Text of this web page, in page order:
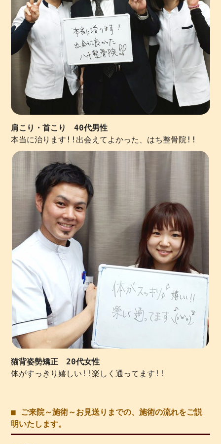
肩こり・首こり 40代男性
本当に治ります!!出会えてよかった、はち整骨院!!
猫背姿勢矯正 20代女性
体がすっきり嬉しい!!楽しく通ってます!!
■ ご来院～施術～お見送りまでの、施術の流れをご説
明いたします。